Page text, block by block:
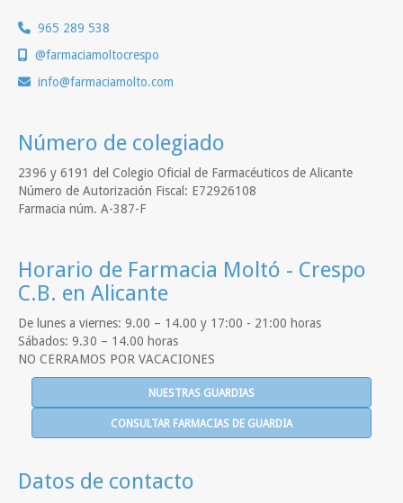
965 289 538
@farmaciamoltocrespo
info
farmaciamolto.com
Número de colegiado
2396 y 6191 del Colegio Oficial de Farmacéuticos de Alicante
Número de Autorización Fiscal: E72926108
Farmacia núm. A-387-F
Horario de Farmacia Moltó - Crespo
C.B. en Alicante
De lunes a viernes: 9.00 – 14.00 y 17:00 - 21:00 horas
Sábados: 9.30 – 14.00 horas
NO CERRAMOS POR VACACIONES
NUESTRAS GUARDIAS
CONSULTAR FARMACIAS DE GUARDIA
Datos de contacto